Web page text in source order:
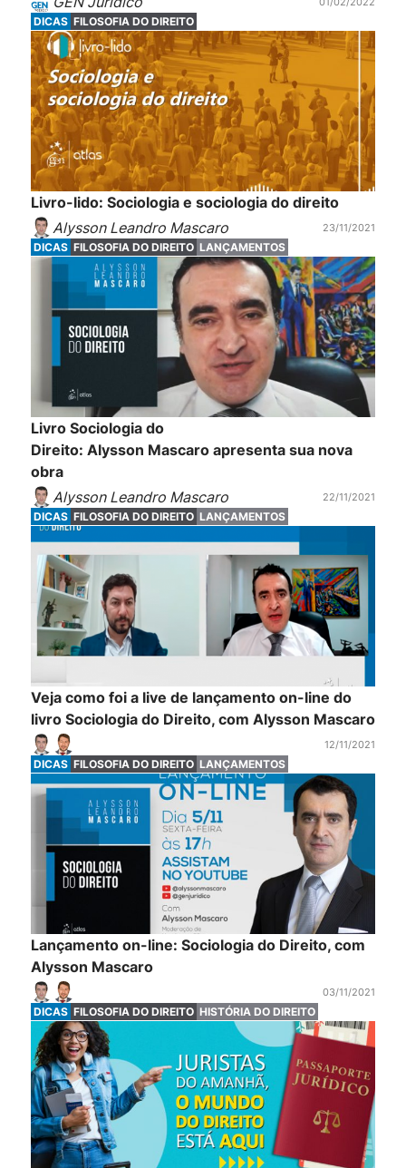
DICAS FILOSOFIA DO DIREITO
Livro-lido: Sociologia e sociologia do direito
Alysson Leandro Mascaro
23/11/2021
DICAS FILOSOFIA DO DIREITO LANÇAMENTOS
Livro Sociologia do
Direito: Alysson Mascaro apresenta sua nova
obra
Alysson Leandro Mascaro
22/11/2021
DICAS FILOSOFIA DO DIREITO LANÇAMENTOS
Veja como foi a live de lançamento on-line do
livro Sociologia do Direito, com Alysson Mascaro
12/11/2021
DICAS FILOSOFIA DO DIREITO LANÇAMENTOS
Lançamento on-line: Sociologia do Direito, com
Alysson Mascaro
03/11/2021
DICAS FILOSOFIA DO DIREITO HISTÓRIA DO DIREITO